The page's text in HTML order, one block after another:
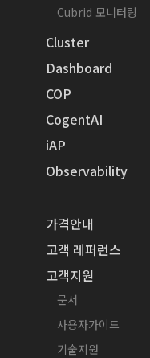
Cubrid 모니터링
Cluster
Dashboard
COP
CogentAI
iAP
Observability
가격안내
고객 레퍼런스
고객지원
문서
사용자가이드
기술지원